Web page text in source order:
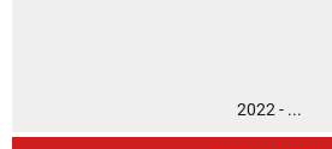
2022 - ...